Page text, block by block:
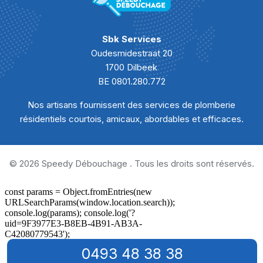
Curage canalisation Morville
Curage canalisation Neuville
Curage canalisation Nismes
Curage canalisation Niverlée
Curage canalisation Oignies-en-Thiérache
Curage canalisation Petigny
Curage canalisation Petite-Chapelle
Curage canalisation Presgaux
Sbk Services
Oudesmidestraat 20
1700 Dilbeek
BE 0801.280.772
Nos artisans fournissent des services de plomberie
résidentiels courtois, amicaux, abordables et efficaces.
© 2026 Speedy Débouchage . Tous les droits sont réservés.
0493 48 38 38